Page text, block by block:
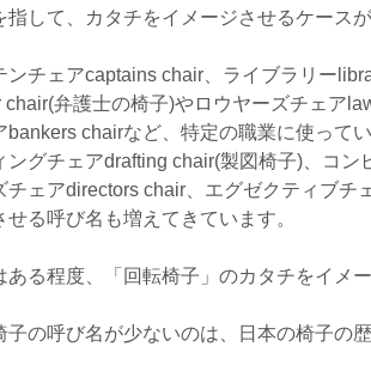
して、カタチをイメージさせるケースが
チェアcaptains chair、ライブラリー
弁護士の椅子)やロウヤーズチェア
bankers chairなど、特定の職業に使って
ングチェアdrafting chair(製図椅子)、コ
ェアdirectors chair、エグゼクティブチ
る呼び名も増えてきています。
ある程度、「回転椅子」のカタチをイ
子の呼び名が少ないのは、日本の椅子の